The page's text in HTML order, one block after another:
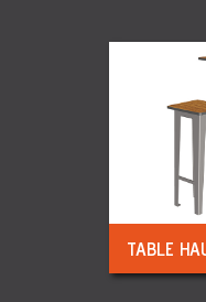
TABLE